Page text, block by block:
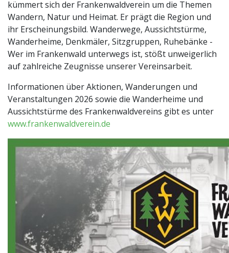
kümmert sich der Frankenwaldverein um die Themen
Wandern, Natur und Heimat. Er prägt die Region und
ihr Erscheinungsbild. Wanderwege, Aussichtstürme,
Wanderheime, Denkmäler, Sitzgruppen, Ruhebänke -
Wer im Frankenwald unterwegs ist, stößt unweigerlich
auf zahlreiche Zeugnisse unserer Vereinsarbeit.
Informationen über Aktionen, Wanderungen und
Veranstaltungen 2026 sowie die Wanderheime und
Aussichtstürme des Frankenwaldvereins gibt es unter
www.frankenwaldverein.de